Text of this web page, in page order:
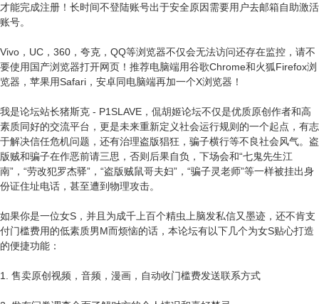
才能完成注册！长时间不登陆账号出于安全原因需要用户去邮箱自助激活
账号。
Vivo，UC，360，夸克，QQ等浏览器不仅会无法访问还存在监控，请不
要使用国产浏览器打开网页！推荐电脑端用谷歌Chrome和火狐Firefox浏
览器，苹果用Safari，安卓同电脑端再加一个X浏览器！
我是论坛站长猪斯克 - P1SLAVE，侃胡姬论坛不仅是优质原创作者和高
素质同好的交流平台，更是未来重新定义社会运行规则的一个起点，有志
于解决信任危机问题，还有治理盗版猖狂，骗子横行等不良社会风气。盗
版贼和骗子在作恶前请三思，否则后果自负，下场会和“七鬼先生江
南”，“劳改犯罗杰驿”，“盗版贼鼠哥夫妇”，“骗子灵老师”等一样被挂出身
份证住址电话，甚至遭到物理攻击。
如果你是一位女S，并且为成千上百个精虫上脑发私信又墨迹，还不肯支
付门槛费用的低素质男M而烦恼的话，本论坛有以下几个为女S贴心打造
的便捷功能：
1. 售卖原创视频，音频，漫画，自动收门槛费发送联系方式